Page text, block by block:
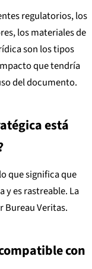
regulatorios, los
los materiales de
son los tipos
que tendría
del documento.
está
que significa que
y es rastreable. La
Bureau Veritas.
con